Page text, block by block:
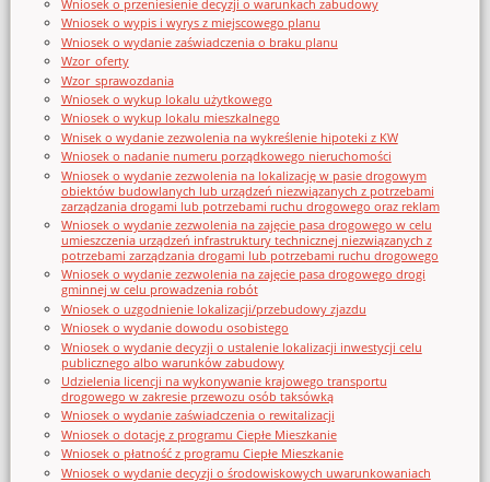
Wniosek o przeniesienie decyzji o warunkach zabudowy
Wniosek o wypis i wyrys z miejscowego planu
Wniosek o wydanie zaświadczenia o braku planu
Wzor_oferty
Wzor_sprawozdania
Wniosek o wykup lokalu użytkowego
Wniosek o wykup lokalu mieszkalnego
Wnisek o wydanie zezwolenia na wykreślenie hipoteki z KW
Wniosek o nadanie numeru porządkowego nieruchomości
Wniosek o wydanie zezwolenia na lokalizację w pasie drogowym
obiektów budowlanych lub urządzeń niezwiązanych z potrzebami
zarządzania drogami lub potrzebami ruchu drogowego oraz reklam
Wniosek o wydanie zezwolenia na zajęcie pasa drogowego w celu
umieszczenia urządzeń infrastruktury technicznej niezwiązanych z
potrzebami zarządzania drogami lub potrzebami ruchu drogowego
Wniosek o wydanie zezwolenia na zajęcie pasa drogowego drogi
gminnej w celu prowadzenia robót
Wniosek o uzgodnienie lokalizacji/przebudowy zjazdu
Wniosek o wydanie dowodu osobistego
Wniosek o wydanie decyzji o ustalenie lokalizacji inwestycji celu
publicznego albo warunków zabudowy
Udzielenia licencji na wykonywanie krajowego transportu
drogowego w zakresie przewozu osób taksówką
Wniosek o wydanie zaświadczenia o rewitalizacji
Wniosek o dotację z programu Ciepłe Mieszkanie
Wniosek o płatność z programu Ciepłe Mieszkanie
Wniosek o wydanie decyzji o środowiskowych uwarunkowaniach